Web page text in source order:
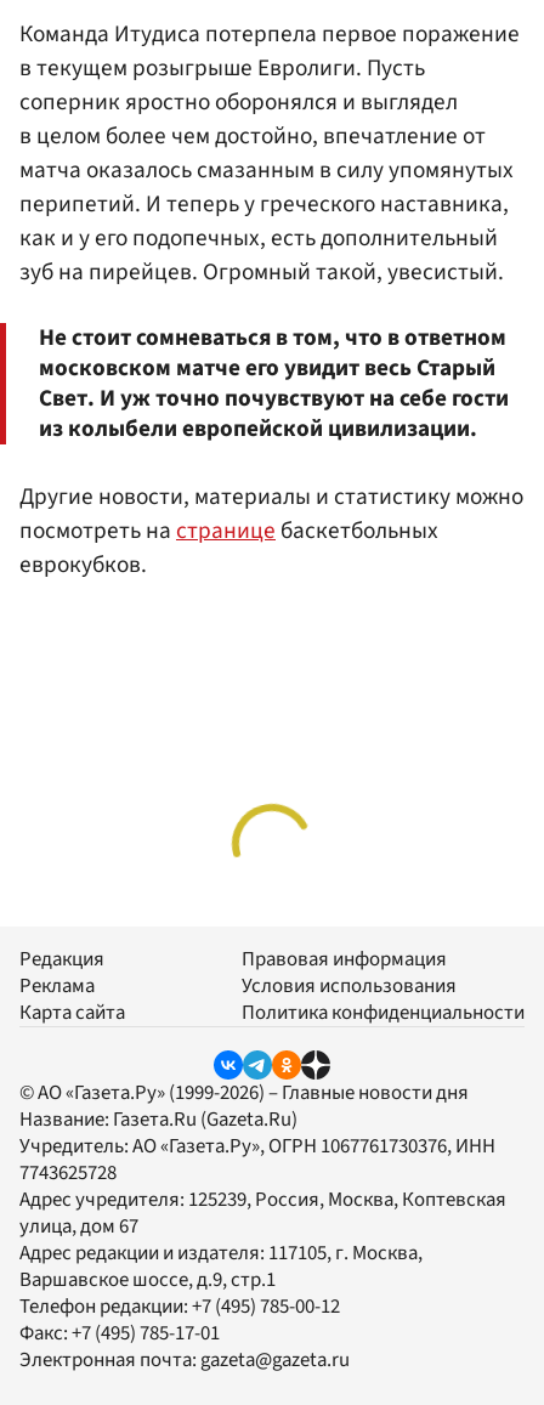
Команда Итудиса потерпела первое поражение
в текущем розыгрыше Евролиги. Пусть
соперник яростно оборонялся и выглядел
в целом более чем достойно, впечатление от
матча оказалось смазанным в силу упомянутых
перипетий. И теперь у греческого наставника,
как и у его подопечных, есть дополнительный
зуб на пирейцев. Огромный такой, увесистый.
Не стоит сомневаться в том, что в ответном
московском матче его увидит весь Старый
Свет. И уж точно почувствуют на себе гости
из колыбели европейской цивилизации.
Другие новости, материалы и статистику можно
посмотреть настраницебаскетбольных
еврокубков.
Редакция
Реклама
Карта сайта
Правовая информация
Условия использования
Политика конфиденциальности
© АО «Газета.Ру» (1999-2026) – Главные новости дня
Название: Газета.Ru (Gazeta.Ru)
Учредитель:АО «Газета.Ру», ОГРН 1067761730376, ИНН
7743625728
Адрес учредителя: 125239, Россия, Москва, Коптевская
улица, дом 67
Адрес редакции и издателя: 117105, г. Москва,
Варшавское шоссе, д.9, стр.1
Телефон редакции:+7 (495) 785-00-12
Факс:+7 (495) 785-17-01
Электронная почта:gazeta@gazeta.ru